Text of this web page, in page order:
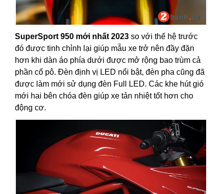
SuperSport 950 mới nhất 2023 so với thế hệ trước
đó được tinh chỉnh lại giúp mẫu xe trở nên đầy đặn
hơn khi dàn áo phía dưới được mở rộng bao trùm cả
phần cổ pô. Đèn định vị LED nổi bật, đèn pha cũng đã
được làm mới sử dụng đèn Full LED. Các khe hút gió
mới hai bên chóa đèn giúp xe tản nhiệt tốt hơn cho
động cơ.